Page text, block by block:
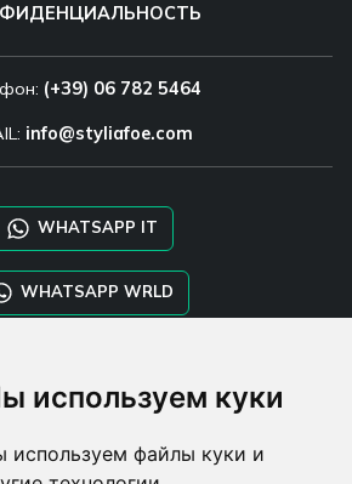
используем куки
используем файлы куки и
(+39) 06 782 5464
info@styliafoe.com
WHATSAPP IT
WHATSAPP WRLD
SHOP B2B
DROPSHIPPING